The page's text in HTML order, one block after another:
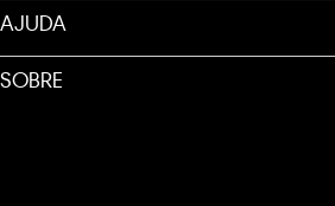
AJUDA
SOBRE